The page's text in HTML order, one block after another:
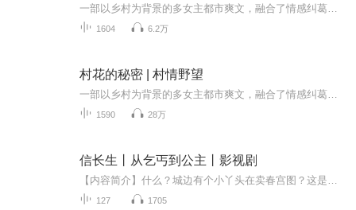
1604 6.2万
村花的秘密 | 村情野望
1590 28万
信长生丨从乞丐到公主丨影视剧
127 1705